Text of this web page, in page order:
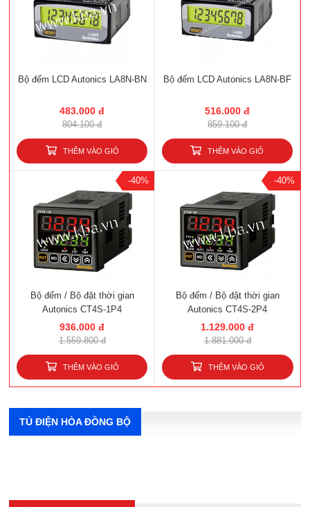
Bộ đếm LCD Autonics LA8N-BN
483.000 đ
804.100 đ
THÊM VÀO GIỎ
Bộ đếm LCD Autonics LA8N-BF
516.000 đ
859.100 đ
THÊM VÀO GIỎ
-40%
Bộ đếm / Bộ đặt thời gian
Autonics CT4S-1P4
936.000 đ
1.559.800 đ
THÊM VÀO GIỎ
-40%
Bộ đếm / Bộ đặt thời gian
Autonics CT4S-2P4
1.129.000 đ
1.881.000 đ
THÊM VÀO GIỎ
TỦ ĐIỆN HÒA ĐỒNG BỘ